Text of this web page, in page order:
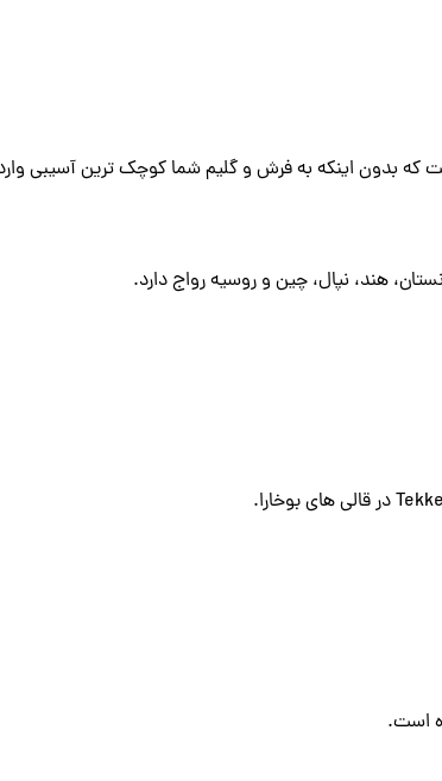
که بدون اینکه به فرش و گلیم شما کوچک ترین آسیبی
هند، نپال، چین و روسیه رواج دارد.
است.